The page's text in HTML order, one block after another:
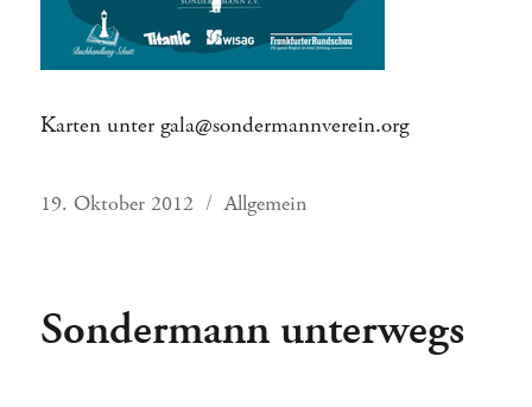
Karten unter gala@sondermannverein.org
Veröffentlicht
19. Oktober 2012 Kategorien
Allgemein
Sondermann unterwegs